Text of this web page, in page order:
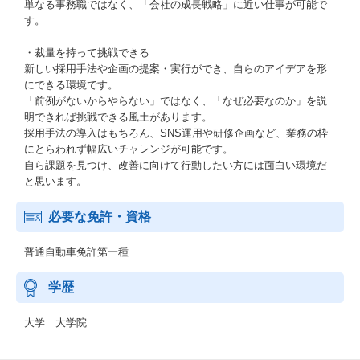
単なる事務職ではなく、「会社の成長戦略」に近い仕事が可能で
す。
・裁量を持って挑戦できる
新しい採用手法や企画の提案・実行ができ、自らのアイデアを形
にできる環境です。
「前例がないからやらない」ではなく、「なぜ必要なのか」を説
明できれば挑戦できる風土があります。
採用手法の導入はもちろん、SNS運用や研修企画など、業務の枠
にとらわれず幅広いチャレンジが可能です。
自ら課題を見つけ、改善に向けて行動したい方には面白い環境だ
と思います。
必要な免許・資格
普通自動車免許第一種
学歴
大学 大学院